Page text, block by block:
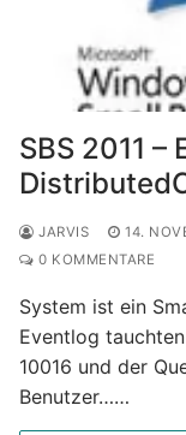
SBS 2011 –
JARVIS 14.
0 KOMMENTARE
System ist ein
Eventlog
10016 und der
Benutzer……